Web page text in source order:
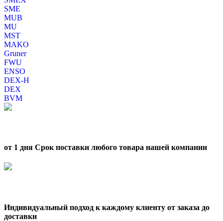
SME
MUB
MU
MST
MAKO
Gruner
FWU
ENSO
DEX-H
DEX
BVM
от 1 дня Срок поставки любого товара нашей компании
Индивидуальный подход к каждому клиенту от заказа до
доставки